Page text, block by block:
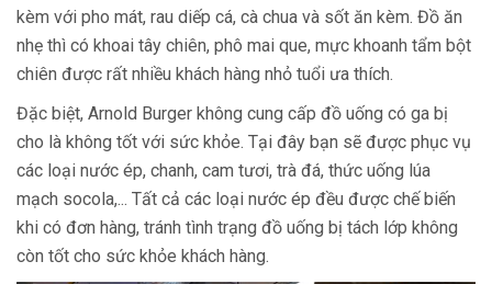
kèm với pho mát, rau diếp cá, cà chua và sốt ăn kèm. Đồ ăn
nhẹ thì có khoai tây chiên, phô mai que, mực khoanh tẩm bột
chiên được rất nhiều khách hàng nhỏ tuổi ưa thích.
Đặc biệt, Arnold Burger không cung cấp đồ uống có ga bị
cho là không tốt với sức khỏe. Tại đây bạn sẽ được phục vụ
các loại nước ép, chanh, cam tươi, trà đá, thức uống lúa
mạch socola,... Tất cả các loại nước ép đều được chế biến
khi có đơn hàng, tránh tình trạng đồ uống bị tách lớp không
còn tốt cho sức khỏe khách hàng.